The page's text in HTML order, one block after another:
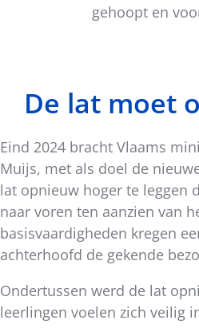
gehoopt en
De lat moet
Eind 2024 bracht Vlaams
Muijs, met als doel de
lat opnieuw hoger te leggen
naar voren ten aanzien van
basisvaardigheden kregen
achterhoofd de gekende
Ondertussen werd de lat
leerlingen voelen zich veilig
dit
bericht